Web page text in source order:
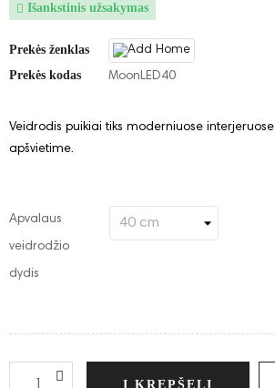
 Išankstinis užsakymas
Prekės ženklas
Prekės kodas
MoonLED40
Veidrodis puikiai tiks moderniuose
apšvietime.
Apvalaus
veidrodžio
dydis
Į KREPŠELĮ